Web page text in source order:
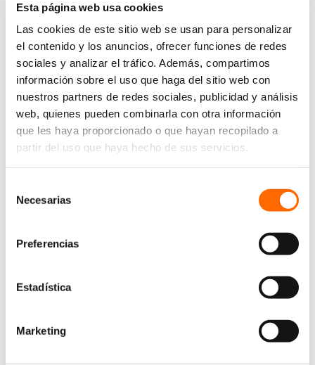
Esta página web usa cookies
Las cookies de este sitio web se usan para personalizar
el contenido y los anuncios, ofrecer funciones de redes
sociales y analizar el tráfico. Además, compartimos
información sobre el uso que haga del sitio web con
nuestros partners de redes sociales, publicidad y análisis
web, quienes pueden combinarla con otra información
que les haya proporcionado o que hayan recopilado a
partir del uso que haya hecho de sus servicios.
Necesarias
Preferencias
Estadística
Marketing